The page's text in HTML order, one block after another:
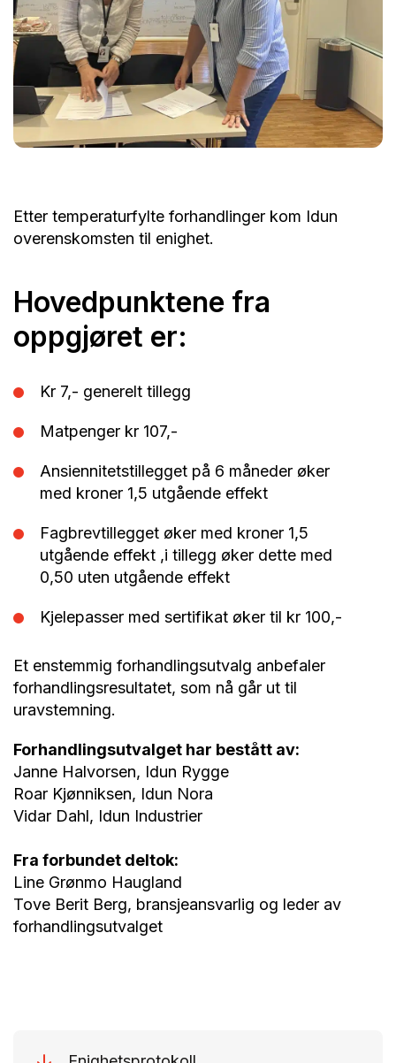
Etter temperaturfylte forhandlinger kom Idun
overenskomsten til enighet.
Hovedpunktene fra
oppgjøret er:
Kr 7,- generelt tillegg
Matpenger kr 107,-
Ansiennitetstillegget på 6 måneder øker
med kroner 1,5 utgående effekt
Fagbrevtillegget øker med kroner 1,5
utgående effekt ,i tillegg øker dette med
0,50 uten utgående effekt
Kjelepasser med sertifikat øker til kr 100,-
Et enstemmig forhandlingsutvalg anbefaler
forhandlingsresultatet, som nå går ut til
uravstemning.
Forhandlingsutvalget har bestått av:
Janne Halvorsen, Idun Rygge
Roar Kjønniksen, Idun Nora
Vidar Dahl, Idun Industrier
Fra forbundet deltok:
Line Grønmo Haugland
Tove Berit Berg, bransjeansvarlig og leder av
forhandlingsutvalget